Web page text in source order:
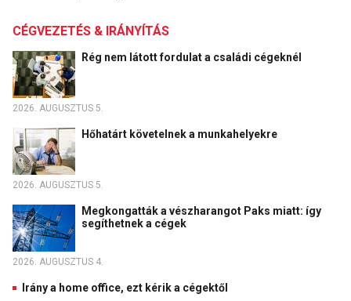
CÉGVEZETÉS & IRÁNYÍTÁS
Rég nem látott fordulat a családi cégeknél
2026. AUGUSZTUS 5.
Hőhatárt követelnek a munkahelyekre
2026. AUGUSZTUS 5.
Megkongatták a vészharangot Paks miatt: így
segíthetnek a cégek
2026. AUGUSZTUS 4.
Irány a home office, ezt kérik a cégektől